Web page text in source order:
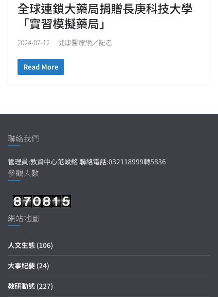
全球連鎖大藥局捐贈長庚科技大學
「實習模擬藥局」
2024-07-12 健康醫療網／記者
Read More
聯絡我們
管理員:教資中心范峻銘 聯絡電話:032118999轉5836
參觀人數
網站地圖
人文生態 (106)
大事紀要 (24)
教研動態 (227)